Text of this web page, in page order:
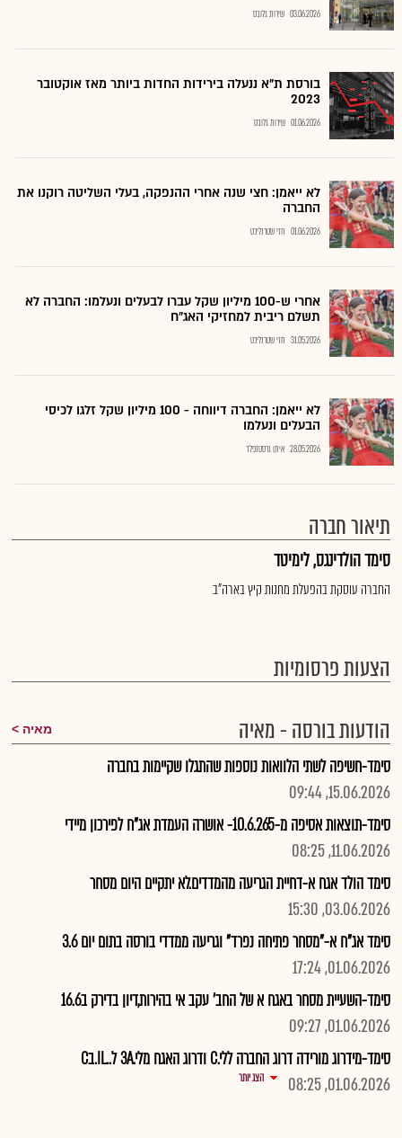
03.06.2026 שירות גלובס
בורסת ת"א ננעלה בירידות החדות ביותר מאז אוקטובר
2023
01.06.2026 שירות גלובס
לא ייאמן: חצי שנה אחרי ההנפקה, בעלי השליטה רוקנו את
החברה
01.06.2026 חזי שטרנליכט
אחרי ש-100 מיליון שקל עברו לבעלים ונעלמו: החברה לא
תשלם ריבית למחזיקי האג"ח
31.05.2026 חזי שטרנליכט
לא ייאמן: החברה דיווחה - 100 מיליון שקל זלגו לכיסי
הבעלים ונעלמו
28.05.2026 איתן גרסטנפלד
תיאור חברה
סימד הולדינגס, לימיטד
החברה עוסקת בהפעלת מחנות קיץ בארה"ב
הצעות פרסומיות
הודעות בורסה - מאיה
מאיה
סימד-חשיפה לשתי הלוואות נוספות שהתגלו שקיימות בחברה
15.06.2026, 09:44
סימד-תוצאות אסיפה מ-10.6.265- אושרה העמדת אג"ח לפירכון מיידי
11.06.2026, 08:25
סימד הולד אגח א-דחיית הגריעה מהמדדים.לא יתקיים היום מסחר
03.06.2026, 15:30
סימד אג"ח א-"מסחר פתיחה נפרד" וגריעה ממדדי בורסה בתום יום 3.6
01.06.2026, 17:24
סימד-השעיית מסחר באגח א של החב' עקב אי בהירות,דיון בדירק ב16.6
01.06.2026, 09:27
סימד-מידרוג מורידה דרוג החברה ללי.C ודרוג האגח מלי.3A ל..IL.בC
01.06.2026, 08:25
הצג יותר